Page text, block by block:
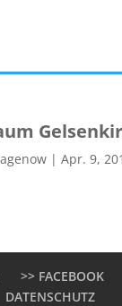
| Apr. 9,
>> FACEBOOK
DATENSCHUTZ